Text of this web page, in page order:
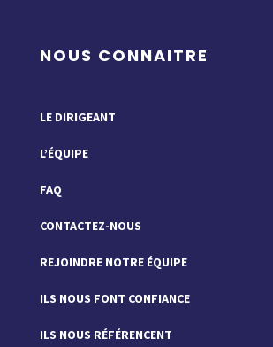
NOUS CONNAITRE
LE DIRIGEANT
L’ÉQUIPE
FAQ
CONTACTEZ-NOUS
REJOINDRE NOTRE ÉQUIPE
ILS NOUS FONT CONFIANCE
ILS NOUS RÉFÉRENCENT